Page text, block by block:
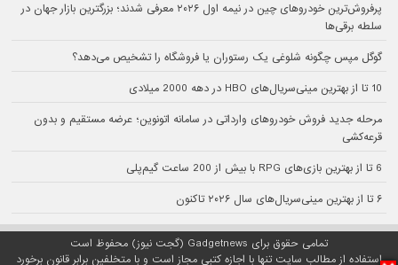
پرفروش‌ترین خودروهای چین در نیمه اول ۲۰۲۶ معرفی شدند؛ بزرگترین بازار جهان در
سلطه برقی‌ها
گوگل مپس چگونه شلوغی یک رستوران یا فروشگاه را تشخیص می‌دهد؟
10 تا از بهترین مینی‌سریال‌های HBO در دهه 2000 میلادی
مرحله جدید فروش خودروهای وارداتی در سامانه اتونوین؛ عرضه مستقیم و بدون
قرعه‌کشی
6 تا از بهترین بازی‌های RPG با بیش از 200 ساعت گیم‌پلی
۶ تا از بهترین مینی‌سریال‌های سال ۲۰۲۶ تاکنون
تمامی حقوق برای Gadgetnews (گجت نیوز) محفوظ است
استفاده از مطالب سایت تنها با اجازه کتبی مجاز است و با متخلفین برابر قانون برخورد